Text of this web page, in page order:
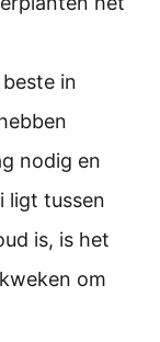
in
nodig en
ligt tussen
is, is het
om